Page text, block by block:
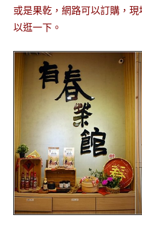
或是果乾，網路可以訂購，
以逛一下。